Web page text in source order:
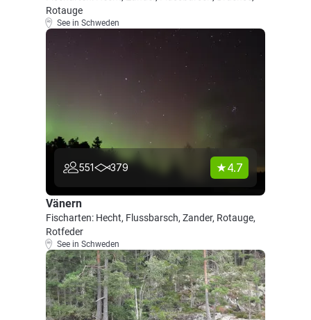
Rotauge
See in Schweden
551 379 4.7
Vänern
Fischarten: Hecht, Flussbarsch, Zander, Rotauge,
Rotfeder
See in Schweden